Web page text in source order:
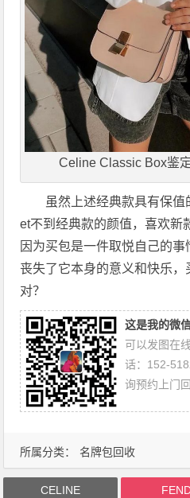
所属分类： 名牌包回收
Celine Classic Box鉴
虽然上述经典款具有保
et不到经典款的颜值，喜欢新
因为买包是一件取悦自己的
丧失了它本身的意义和快乐
对？
这是我的微
可以发图在
话：152-
询预约上门回
CELINE